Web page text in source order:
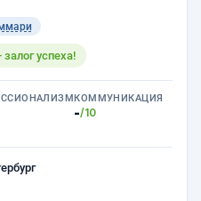
успеха!
КОММУНИКАЦИЯ
-/10